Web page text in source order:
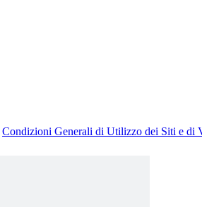
Condizioni Generali di Utilizzo dei Siti e di